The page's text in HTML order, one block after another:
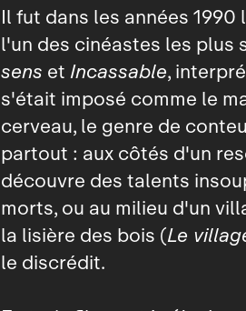
Il fut dans les années
l'un des cinéastes les plus
sens et Incassable,
s'était imposé comme le
cerveau, le genre de
partout : aux côtés d'un
découvre des talents
morts, ou au milieu d'un
la lisière des bois (Le
le discrédit.